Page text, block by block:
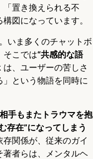
置き換えられる不
図になっています。
いま多くのチャットボ
そこでは“共感的な語
、ユーザーの苦しさ
という物語を同時に
手もまたトラウマを抱
存在”になってしまう
関係が、従来のガイ
著者らは、メンタルヘ